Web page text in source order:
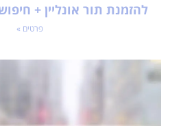
להזמנת תור אונליין +
פרטים »